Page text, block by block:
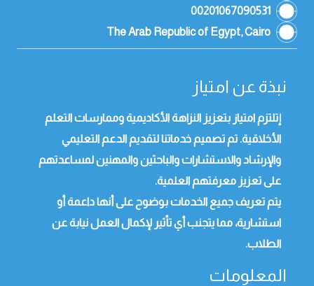
00201067090531
The Arab Republic of Egypt, Cairo
نبذة عن امتياز
إتلتزم امتياز بتعزيز النزاهة الأكاديمية وممارسات التعلم
الأخلاقية. تم تصميم خدماتنا لتقديم الدعم التعليمي
والإرشاد والاستشارات والباحثين والمهنين لمساعدتهم
على تعزيز معرفتهم العلمية.
يتم تعريف جميع الخدمات بوضوح على أنها داعمة أو
استشارية، مما يتجنب أي تأثير لإكمال العمل نيابة عن
الطلاب.
المعلومات